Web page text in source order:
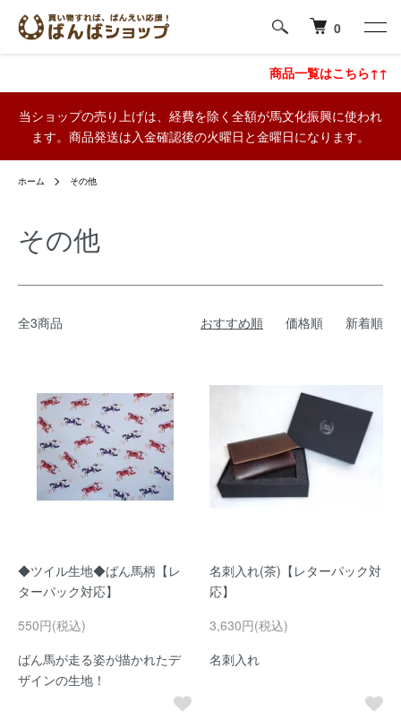
0
商品一覧はこちら↑↑
当ショップの売り上げは、経費を除く全額が馬文化振興に使われ
ます。商品発送は入金確認後の火曜日と金曜日になります。
ホーム その他
その他
全3商品 おすすめ順 価格順 新着順
◆ツイル生地◆ばん馬柄【レ
ターパック対応】
550円(税込)
ばん馬が走る姿が描かれたデ
ザインの生地！
名刺入れ(茶)【レターパック対
応】
3,630円(税込)
名刺入れ